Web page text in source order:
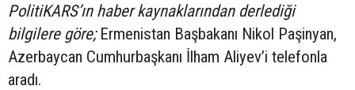
PolitiKARS’ın haber kaynaklarından derlediği
bilgilere göre;Ermenistan Başbakanı Nikol Paşinyan,
Azerbaycan Cumhurbaşkanı İlham Aliyev’i telefonla
aradı.